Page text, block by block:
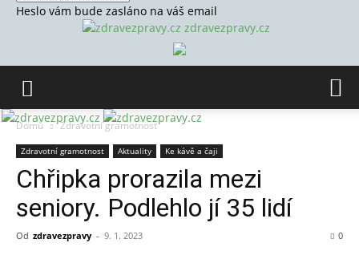
Heslo vám bude zasláno na váš email
zdravezpravy.cz
Domů Zdravotní gramotnost
Zdravotní gramotnost Aktuality Ke kávě a čaji
Chřipka prorazila mezi
seniory. Podlehlo jí 35 lidí
Od zdravezpravy - 9. 1. 2023 0